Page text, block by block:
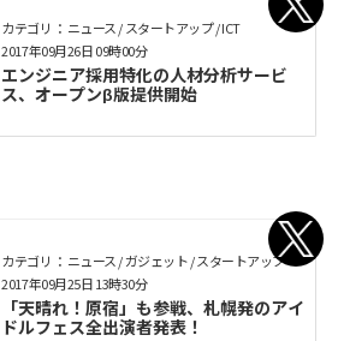
カテゴリ： ニュース / スタートアップ / ICT
エンジニア採用特化の人材分析サービ
ス、オープンβ版提供開始
2017年09月26日 09時00分
カテゴリ： ニュース / ガジェット / スタートアップ
「天晴れ！原宿」も参戦、札幌発のアイ
ドルフェス全出演者発表！
2017年09月25日 13時30分